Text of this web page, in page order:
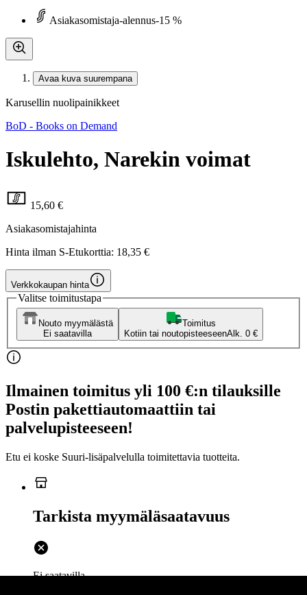
Asiakasomistaja-alennus-15 %
Avaa kuva suurempana
Karusellin nuolipainikkeet
BoD - Books on Demand
Iskulehto, Narekin voimat
15,60 €
Asiakasomistajahinta
Hinta ilman S-Etukorttia: 18,35 €
Verkkokaupan hinta
Valitse toimitustapa
Nouto myymälästä
Ei saatavilla
Toimitus
Kotiin tai noutopisteeseenAlk. 0 €
Ilmainen toimitus yli 100 €:n tilauksille
Postin pakettiautomaattiin tai
palvelupisteeseen!
Etu ei koske Suuri‑lisäpalvelulla toimitettavia tuotteita.
Tarkista myymäläsaatavuus
Ei saatavilla